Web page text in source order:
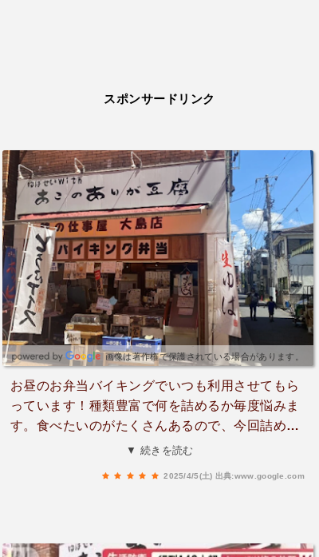
スポンサードリンク
画像は著作権で保護されている場合があります。
お昼のお弁当バイキングでいつも利用させてもら
っています！種類豊富で何を詰めるか毎度悩みま
す。食べたいのがたくさんあるので、今回詰めら
れなかったのは次回に〜なんて楽しみに通ってい
▼ 続きを読む
2025/4/5(土) 出典:www.google.com